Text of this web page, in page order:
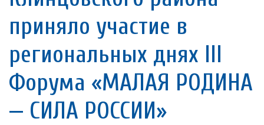
приняло участие в
региональных днях III
Форума «МАЛАЯ РОДИНА
— СИЛА РОССИИ»